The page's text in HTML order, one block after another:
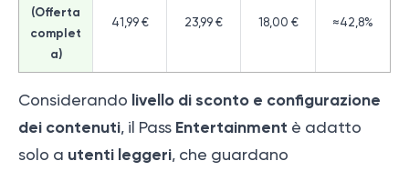
(Offerta
complet
a)
41,99 € 23,99 € 18,00 € ≈42,8%
Considerando livello di sconto e configurazione
dei contenuti, il Pass Entertainment è adatto
solo a utenti leggeri, che guardano